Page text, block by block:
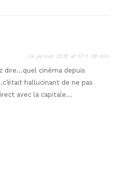
24 janvier 2018 at 17 h 38 min
dire…quel cinéma depuis
hallucinant de ne pas
avec la capitale…